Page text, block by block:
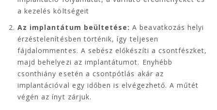
a kezelés költségeit
Az implantátum beültetése: A beavatkozás helyi
érzéstelenítésben történik, így teljesen
fájdalommentes. A sebész előkészíti a csontfészket,
majd behelyezi az implantátumot. Enyhébb
csonthiány esetén a csontpótlás akár az
implantációval egy időben is elvégezhető. A műtét
végén az ínyt zárjuk.